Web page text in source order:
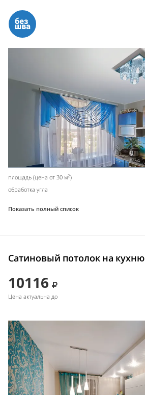
площадь (цена от 30 м2)
обработка угла
Показать полный список
Сатиновый потолок на
10116
Цена актуальна до